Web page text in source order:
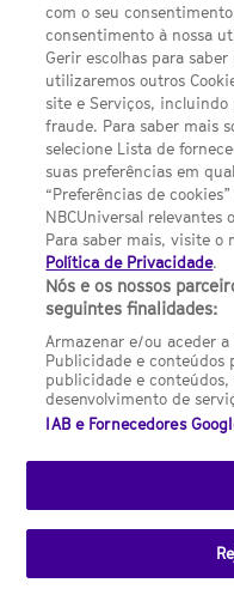
Termos E Condições
FILMES
UMA DIVISÃO DA
Contact us by email:
NBC Universal Global
by Universal Studios
NBC Universal Global
95. Planta 10 Edificio
SYFY Portugal is subject
(CNMC).
Channel
SCI FI Slovenija SCI FI
com o seu
consentimento à nossa
Gerir escolhas para
utilizaremos outros
site e Serviços, incluindo
fraude. Para saber mais
selecione Lista de
suas preferências em
“Preferências de
NBCUniversal relevantes
Para saber mais, visite o
Política de Privacidade.
Nós e os nossos
seguintes finalidades:
Armazenar e/ou aceder
Publicidade e conteúdos
publicidade e
desenvolvimento de
IAB e Fornecedores